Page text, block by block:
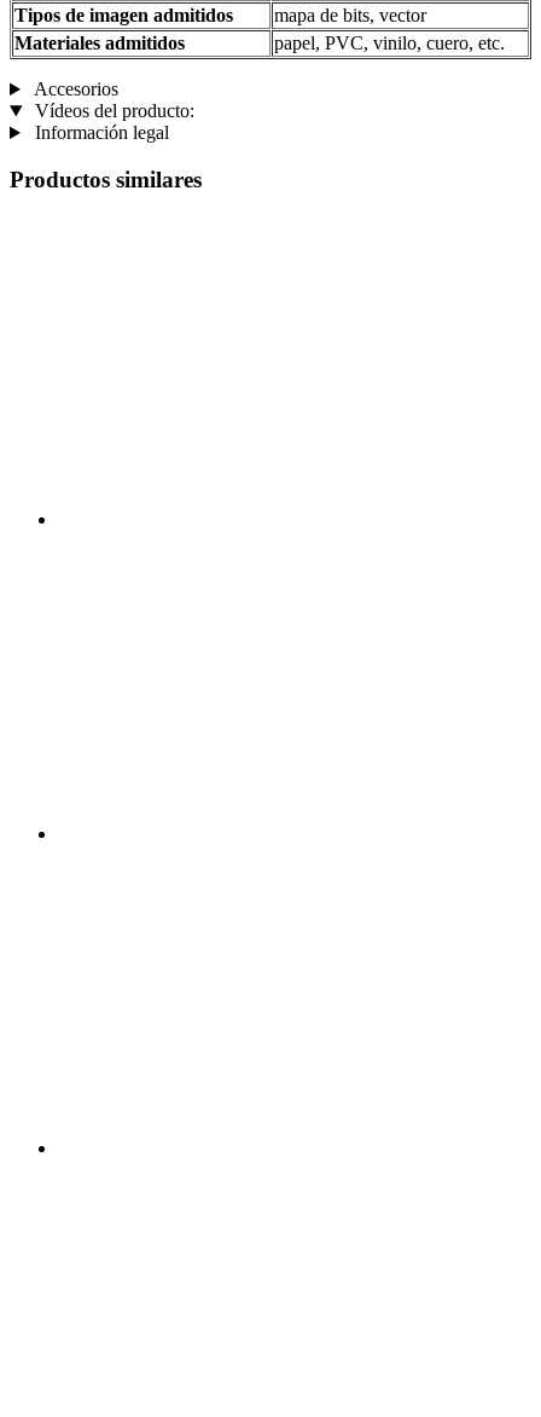
Tipos de imagen admitidos
mapa de bits, vector
Materiales admitidos
papel, PVC, vinilo, cuero, etc.
Accesorios
Vídeos del producto:
Información legal
Productos similares